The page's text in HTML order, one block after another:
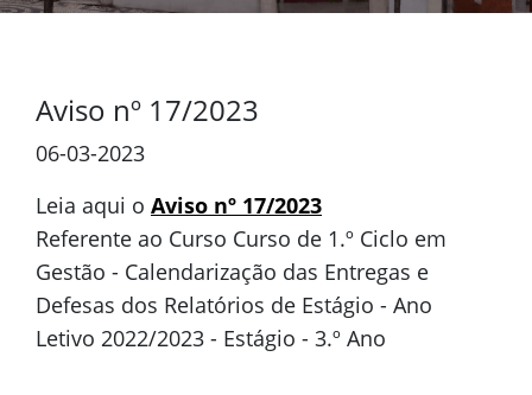
Aviso nº 17/2023
06-03-2023
Leia aqui o Aviso nº 17/2023
Referente ao Curso Curso de 1.º Ciclo em
Gestão - Calendarização das Entregas e
Defesas dos Relatórios de Estágio - Ano
Letivo 2022/2023 - Estágio - 3.º Ano